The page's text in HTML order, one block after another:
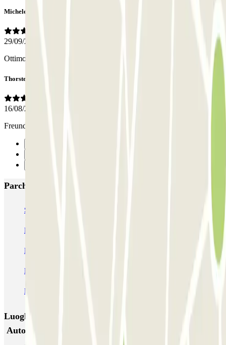
Michele
29/09/2025
Ottimo parcheggio gestito in modo professionale ed ordinato.
Thorsten
16/08/2025
Freundliche Mitarbeiter, guter Umgang mit den Fahrzeugen.
Parcheggi più popolari a Roma
SABA Piazza di Spagna - Villa Borghese
Esquilino (Roma)
PARK ROMA COLOMBO
MUOVIAMO Parioli
MUOVIAMO Pinciano
Luoghi ed eventi che potrebbero interessarti vicino a
Autoparking Porta Pia